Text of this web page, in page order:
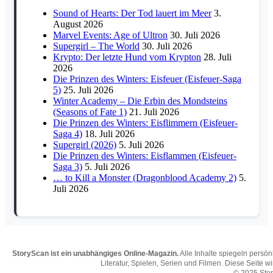
Sound of Hearts: Der Tod lauert im Meer 3.
August 2026
Marvel Events: Age of Ultron 30. Juli 2026
Supergirl – The World 30. Juli 2026
Krypto: Der letzte Hund vom Krypton 28. Juli
2026
Die Prinzen des Winters: Eisfeuer (Eisfeuer-Saga
5) 25. Juli 2026
Winter Academy – Die Erbin des Mondsteins
(Seasons of Fate 1) 21. Juli 2026
Die Prinzen des Winters: Eisflimmern (Eisfeuer-
Saga 4) 18. Juli 2026
Supergirl (2026) 5. Juli 2026
Die Prinzen des Winters: Eisflammen (Eisfeuer-
Saga 3) 5. Juli 2026
… to Kill a Monster (Dragonblood Academy 2) 5.
Juli 2026
StoryScan ist ein unabhängiges Online-Magazin.Alle Inhalte spiegeln
Literatur, Spielen, Serien und Filmen. Diese Seite